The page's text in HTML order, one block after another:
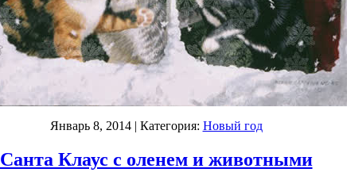
Январь 8, 2014| Категория: Новый год
Санта Клаус с оленем и животными